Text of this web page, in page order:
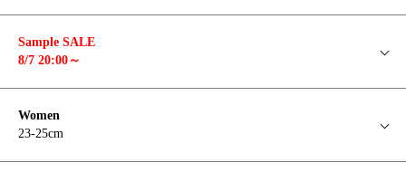
Sample SALE
8/7 20:00～
Women
23-25cm